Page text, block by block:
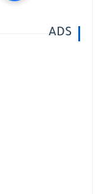
ADS